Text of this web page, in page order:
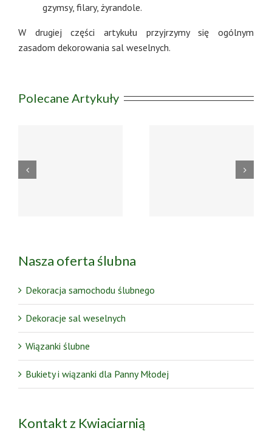
gzymsy, filary, żyrandole.
W drugiej części artykułu przyjrzymy się ogólnym
zasadom dekorowania sal weselnych.
Polecane Artykuły
Dépositaire Et
Onanisme
Nasza oferta ślubna
Dekoracja samochodu ślubnego
Dekoracje sal weselnych
Wiązanki ślubne
Bukiety i wiązanki dla Panny Młodej
Kontakt z Kwiaciarnią